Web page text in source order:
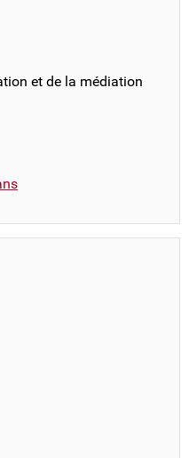
et de la médiation